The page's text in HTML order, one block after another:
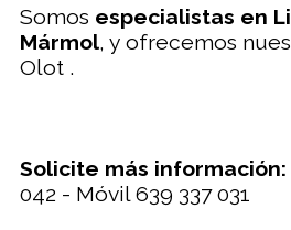
Somos especialistas en
Mármol, y ofrecemos
Olot .
Solicite más información:
042 - Móvil 639 337 031